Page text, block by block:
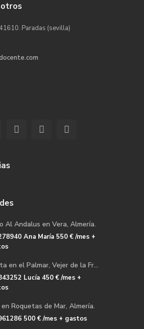
Paradas (sevilla)
Al Andalus en Vera, Almería.
Ana María 550 €/mes +
en el Palmar, Vejer de la Fr...
Lucía 450 €/mes +
Roquetas de Mar, Almería.
500 €/mes + gastos